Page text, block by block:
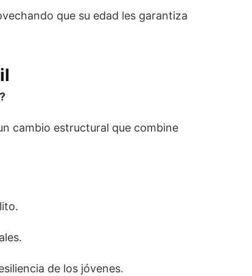
que su edad les garantiza
cambio estructural que combine
de los jóvenes.